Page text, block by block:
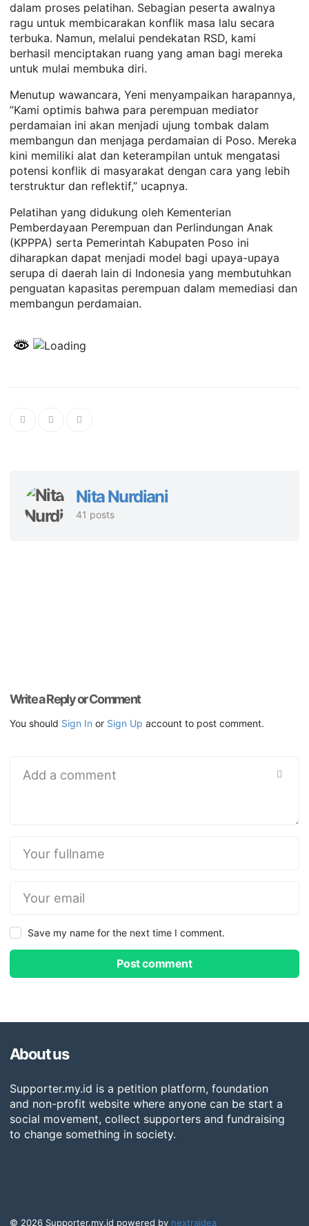
dalam proses pelatihan. Sebagian peserta awalnya
ragu untuk membicarakan konflik masa lalu secara
terbuka. Namun, melalui pendekatan RSD, kami
berhasil menciptakan ruang yang aman bagi mereka
untuk mulai membuka diri.
Menutup wawancara, Yeni menyampaikan harapannya,
”Kami optimis bahwa para perempuan mediator
perdamaian ini akan menjadi ujung tombak dalam
membangun dan menjaga perdamaian di Poso. Mereka
kini memiliki alat dan keterampilan untuk mengatasi
potensi konflik di masyarakat dengan cara yang lebih
terstruktur dan reflektif,” ucapnya.
Pelatihan yang didukung oleh Kementerian
Pemberdayaan Perempuan dan Perlindungan Anak
(KPPPA) serta Pemerintah Kabupaten Poso ini
diharapkan dapat menjadi model bagi upaya-upaya
serupa di daerah lain di Indonesia yang membutuhkan
penguatan kapasitas perempuan dalam memediasi dan
membangun perdamaian.
Nita Nurdiani
41 posts
Write a Reply or Comment
You should Sign In or Sign Up account to post comment.
Save my name for the next time I comment.
Post comment
About us
Supporter.my.id is a petition platform, foundation
and non-profit website where anyone can be start a
social movement, collect supporters and fundraising
to change something in society.
© 2026 Supporter.my.id powered by nextraidea